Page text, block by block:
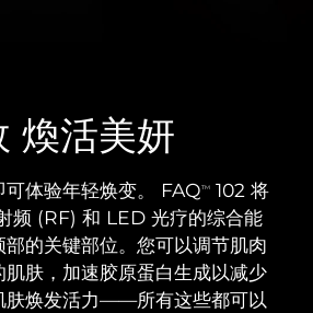
煥活美妍
可体验年轻焕变。 FAQTM
102 将
频 (RF) 和 LED 光疗的综合能
的关键部位。您可以调节肌肉
肌肤，加速胶原蛋白生成以减少
肤焕发活力——所有这些都可以
4 套裝
massage
緊致提拉
2 套裝
toning
預計送達日期
預計送達日期8/9/26
預計送達日期8/15/26